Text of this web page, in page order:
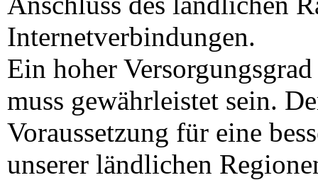
Internetverbindungen.
Ein hoher
muss gewährleistet sein.
Voraussetzung für eine
unserer ländlichen